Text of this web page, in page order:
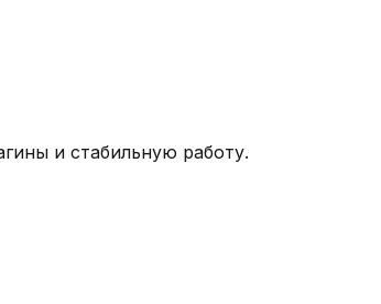
и стабильную работу.